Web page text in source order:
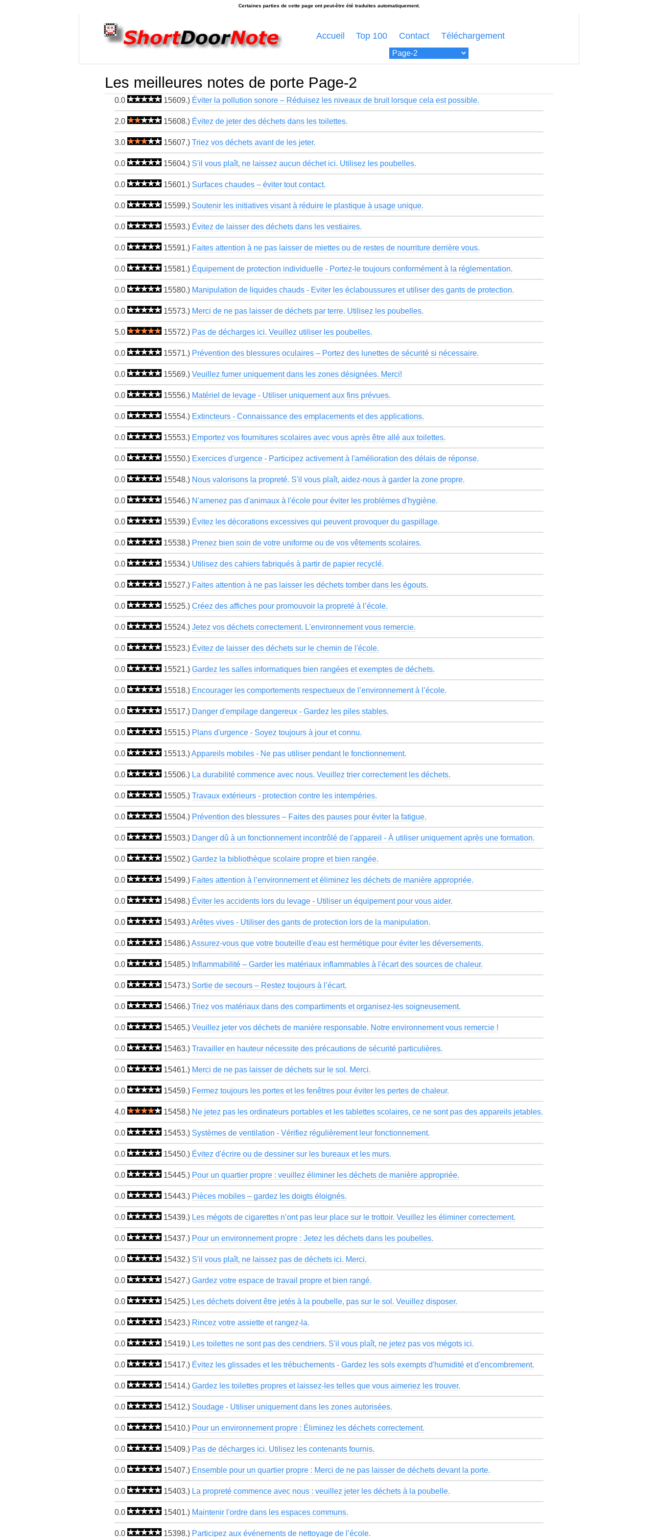
Accueil Top 100 Contact Téléchargement
Les meilleures notes de porte Page-2
0.0 15609.) Éviter la pollution sonore – Réduisez les niveaux de bruit lorsque cela est possible.
2.0 15608.) Évitez de jeter des déchets dans les toilettes.
3.0 15607.) Triez vos déchets avant de les jeter.
0.0 15604.) S'il vous plaît, ne laissez aucun déchet ici. Utilisez les poubelles.
0.0 15601.) Surfaces chaudes – éviter tout contact.
0.0 15599.) Soutenir les initiatives visant à réduire le plastique à usage unique.
0.0 15593.) Évitez de laisser des déchets dans les vestiaires.
0.0 15591.) Faites attention à ne pas laisser de miettes ou de restes de nourriture derrière vous.
0.0 15581.) Équipement de protection individuelle - Portez-le toujours conformément à la réglementation.
0.0 15580.) Manipulation de liquides chauds - Eviter les éclaboussures et utiliser des gants de protection.
0.0 15573.) Merci de ne pas laisser de déchets par terre. Utilisez les poubelles.
5.0 15572.) Pas de décharges ici. Veuillez utiliser les poubelles.
0.0 15571.) Prévention des blessures oculaires – Portez des lunettes de sécurité si nécessaire.
0.0 15569.) Veuillez fumer uniquement dans les zones désignées. Merci!
0.0 15556.) Matériel de levage - Utiliser uniquement aux fins prévues.
0.0 15554.) Extincteurs - Connaissance des emplacements et des applications.
0.0 15553.) Emportez vos fournitures scolaires avec vous après être allé aux toilettes.
0.0 15550.) Exercices d'urgence - Participez activement à l'amélioration des délais de réponse.
0.0 15548.) Nous valorisons la propreté. S'il vous plaît, aidez-nous à garder la zone propre.
0.0 15546.) N'amenez pas d'animaux à l'école pour éviter les problèmes d'hygiène.
0.0 15539.) Évitez les décorations excessives qui peuvent provoquer du gaspillage.
0.0 15538.) Prenez bien soin de votre uniforme ou de vos vêtements scolaires.
0.0 15534.) Utilisez des cahiers fabriqués à partir de papier recyclé.
0.0 15527.) Faites attention à ne pas laisser les déchets tomber dans les égouts.
0.0 15525.) Créez des affiches pour promouvoir la propreté à l’école.
0.0 15524.) Jetez vos déchets correctement. L'environnement vous remercie.
0.0 15523.) Évitez de laisser des déchets sur le chemin de l'école.
0.0 15521.) Gardez les salles informatiques bien rangées et exemptes de déchets.
0.0 15518.) Encourager les comportements respectueux de l’environnement à l’école.
0.0 15517.) Danger d'empilage dangereux - Gardez les piles stables.
0.0 15515.) Plans d'urgence - Soyez toujours à jour et connu.
0.0 15513.)Appareils mobiles - Ne pas utiliser pendant le fonctionnement.
0.0 15506.) La durabilité commence avec nous. Veuillez trier correctement les déchets.
0.0 15505.) Travaux extérieurs - protection contre les intempéries.
0.0 15504.) Prévention des blessures – Faites des pauses pour éviter la fatigue.
0.0 15503.) Danger dû à un fonctionnement incontrôlé de l'appareil - À utiliser uniquement après une formation.
0.0 15502.) Gardez la bibliothèque scolaire propre et bien rangée.
0.0 15499.) Faites attention à l’environnement et éliminez les déchets de manière appropriée.
0.0 15498.) Éviter les accidents lors du levage - Utiliser un équipement pour vous aider.
0.0 15493.)Arêtes vives - Utiliser des gants de protection lors de la manipulation.
0.0 15486.)Assurez-vous que votre bouteille d'eau est hermétique pour éviter les déversements.
0.0 15485.) Inflammabilité – Garder les matériaux inflammables à l'écart des sources de chaleur.
0.0 15473.) Sortie de secours – Restez toujours à l’écart.
0.0 15466.) Triez vos matériaux dans des compartiments et organisez-les soigneusement.
0.0 15465.) Veuillez jeter vos déchets de manière responsable. Notre environnement vous remercie !
0.0 15463.) Travailler en hauteur nécessite des précautions de sécurité particulières.
0.0 15461.) Merci de ne pas laisser de déchets sur le sol. Merci.
0.0 15459.) Fermez toujours les portes et les fenêtres pour éviter les pertes de chaleur.
4.0 15458.) Ne jetez pas les ordinateurs portables et les tablettes scolaires, ce ne sont pas des appareils jetables.
0.0 15453.) Systèmes de ventilation - Vérifiez régulièrement leur fonctionnement.
0.0 15450.) Évitez d'écrire ou de dessiner sur les bureaux et les murs.
0.0 15445.) Pour un quartier propre : veuillez éliminer les déchets de manière appropriée.
0.0 15443.) Pièces mobiles – gardez les doigts éloignés.
0.0 15439.) Les mégots de cigarettes n’ont pas leur place sur le trottoir. Veuillez les éliminer correctement.
0.0 15437.) Pour un environnement propre : Jetez les déchets dans les poubelles.
0.0 15432.) S'il vous plaît, ne laissez pas de déchets ici. Merci.
0.0 15427.) Gardez votre espace de travail propre et bien rangé.
0.0 15425.) Les déchets doivent être jetés à la poubelle, pas sur le sol. Veuillez disposer.
0.0 15423.) Rincez votre assiette et rangez-la.
0.0 15419.) Les toilettes ne sont pas des cendriers. S'il vous plaît, ne jetez pas vos mégots ici.
0.0 15417.) Évitez les glissades et les trébuchements - Gardez les sols exempts d'humidité et d'encombrement.
0.0 15414.) Gardez les toilettes propres et laissez-les telles que vous aimeriez les trouver.
0.0 15412.) Soudage - Utiliser uniquement dans les zones autorisées.
0.0 15410.) Pour un environnement propre : Éliminez les déchets correctement.
0.0 15409.) Pas de décharges ici. Utilisez les contenants fournis.
0.0 15407.) Ensemble pour un quartier propre : Merci de ne pas laisser de déchets devant la porte.
0.0 15403.) La propreté commence avec nous : veuillez jeter les déchets à la poubelle.
0.0 15401.) Maintenir l'ordre dans les espaces communs.
0.0 15398.) Participez aux événements de nettoyage de l’école.